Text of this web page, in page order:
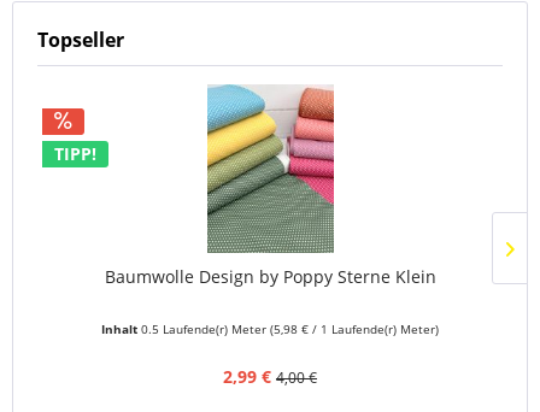
Topseller
TIPP!
Baumwolle Design by Poppy Sterne Klein
Inhalt 0.5 Laufende(r) Meter (5,98 € / 1 Laufende(r) Meter)
2,99 € 4,00 €